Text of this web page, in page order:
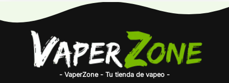
- VaperZone - Tu tienda de vapeo -